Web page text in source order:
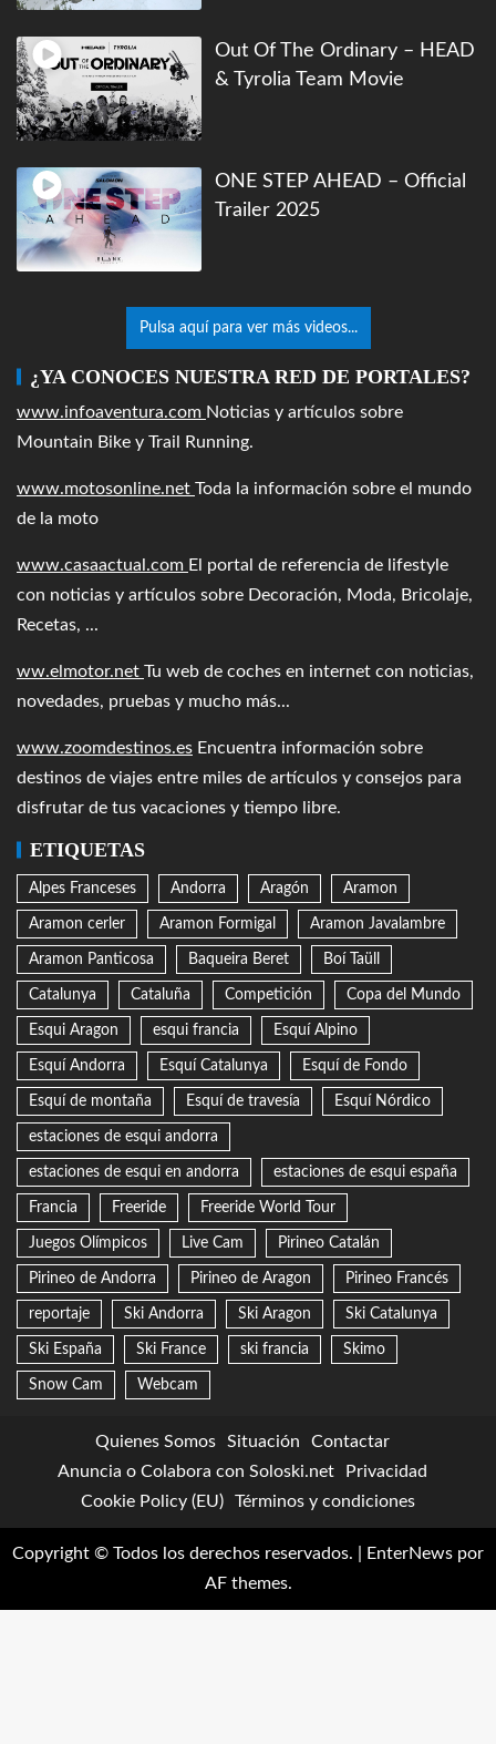
Out Of The Ordinary – HEAD
& Tyrolia Team Movie
ONE STEP AHEAD – Official
Trailer 2025
Pulsa aquí para ver más videos...
¿YA CONOCES NUESTRA RED DE PORTALES?
www.infoaventura.com Noticias y artículos sobre
Mountain Bike y Trail Running.
www.motosonline.net Toda la información sobre el mundo
de la moto
www.casaactual.com El portal de referencia de lifestyle
con noticias y artículos sobre Decoración, Moda, Bricolaje,
Recetas, ...
ww.elmotor.net Tu web de coches en internet con noticias,
novedades, pruebas y mucho más...
www.zoomdestinos.es Encuentra información sobre
destinos de viajes entre miles de artículos y consejos para
disfrutar de tus vacaciones y tiempo libre.
ETIQUETAS
Alpes Franceses Andorra Aragón Aramon
Aramon cerler Aramon Formigal Aramon Javalambre
Aramon Panticosa Baqueira Beret Boí Taüll
Catalunya Cataluña Competición Copa del Mundo
Esqui Aragon esqui francia Esquí Alpino
Esquí Andorra Esquí Catalunya Esquí de Fondo
Esquí de montaña Esquí de travesía Esquí Nórdico
estaciones de esqui andorra
estaciones de esqui en andorra estaciones de esqui españa
Francia Freeride Freeride World Tour
Juegos Olímpicos Live Cam Pirineo Catalán
Pirineo de Andorra Pirineo de Aragon Pirineo Francés
reportaje Ski Andorra Ski Aragon Ski Catalunya
Ski España Ski France ski francia Skimo
Snow Cam Webcam
Quienes Somos Situación
Contactar
Anuncia o Colabora con Soloski.net
Privacidad
Cookie Policy (EU)
Términos y condiciones
Copyright © Todos los derechos reservados. EnterNews por
AF themes.